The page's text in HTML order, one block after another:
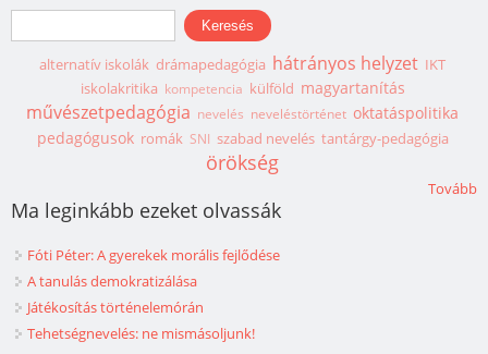
Keresés űrlap
Keresés
alternatív iskolák drámapedagógia hátrányos helyzet IKT
iskolakritika kompetencia külföld magyartanítás
művészetpedagógia nevelés neveléstörténet oktatáspolitika
pedagógusok romák SNI szabad nevelés tantárgy-pedagógia
örökség
Tovább
Ma leginkább ezeket olvassák
Fóti Péter: A gyerekek morális fejlődése
A tanulás demokratizálása
Játékosítás történelemórán
Tehetségnevelés: ne mismásoljunk!